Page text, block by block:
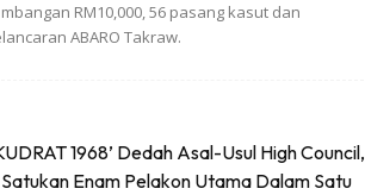
RM10,000, 56 pasang kasut dan
ABARO Takraw.
1968’ Dedah Asal-Usul High Council,
Satukan Enam Pelakon Utama Dalam Satu